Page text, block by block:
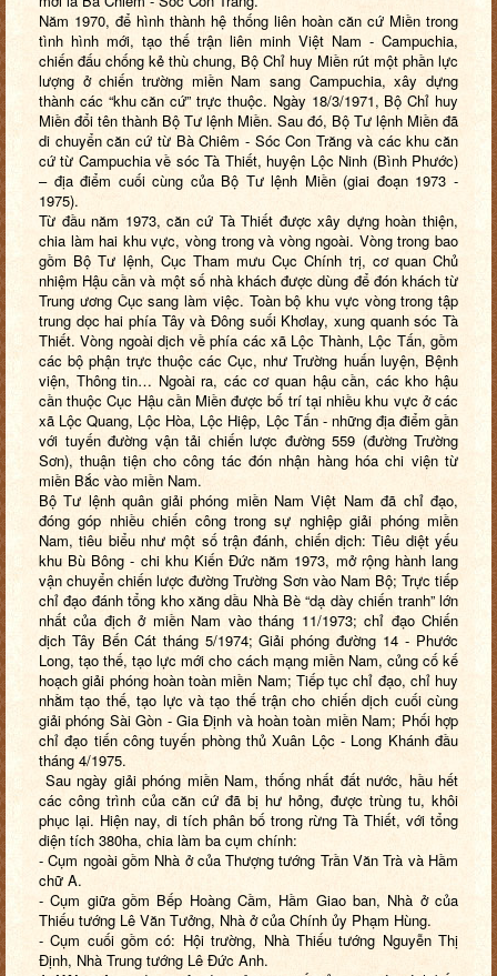
Năm 1970, để hình thành hệ thống liên hoàn căn cứ Miền trong
tình hình mới, tạo thế trận liên minh Việt Nam - Campuchia,
chiến đấu chống kẻ thù chung, Bộ Chỉ huy Miền rút một phần lực
lượng ở chiến trường miền Nam sang Campuchia, xây dựng
thành các “khu căn cứ” trực thuộc. Ngày 18/3/1971, Bộ Chỉ huy
Miền đổi tên thành Bộ Tư lệnh Miền. Sau đó, Bộ Tư lệnh Miền đã
di chuyển căn cứ từ Bà Chiêm - Sóc Con Trăng và các khu căn
cứ từ Campuchia về sóc Tà Thiết, huyện Lộc Ninh (Bình Phước)
– địa điểm cuối cùng của Bộ Tư lệnh Miền (giai đoạn 1973 -
1975).
Từ đầu năm 1973, căn cứ Tà Thiết được xây dựng hoàn thiện,
chia làm hai khu vực, vòng trong và vòng ngoài. Vòng trong bao
gồm Bộ Tư lệnh, Cục Tham mưu Cục Chính trị, cơ quan Chủ
nhiệm Hậu cần và một số nhà khách được dùng để đón khách từ
Trung ương Cục sang làm việc. Toàn bộ khu vực vòng trong tập
trung dọc hai phía Tây và Đông suối Khơlay, xung quanh sóc Tà
Thiết. Vòng ngoài dịch về phía các xã Lộc Thành, Lộc Tấn, gồm
các bộ phận trực thuộc các Cục, như Trường huấn luyện, Bệnh
viện, Thông tin… Ngoài ra, các cơ quan hậu cần, các kho hậu
cần thuộc Cục Hậu cần Miền được bố trí tại nhiều khu vực ở các
xã Lộc Quang, Lộc Hòa, Lộc Hiệp, Lộc Tấn - những địa điểm gần
với tuyến đường vận tải chiến lược đường 559 (đường Trường
Sơn), thuận tiện cho công tác đón nhận hàng hóa chi viện từ
miền Bắc vào miền Nam.
Bộ Tư lệnh quân giải phóng miền Nam Việt Nam đã chỉ đạo,
đóng góp nhiều chiến công trong sự nghiệp giải phóng miền
Nam, tiêu biểu như một số trận đánh, chiến dịch: Tiêu diệt yếu
khu Bù Bông - chi khu Kiến Đức năm 1973, mở rộng hành lang
vận chuyển chiến lược đường Trường Sơn vào Nam Bộ; Trực tiếp
chỉ đạo đánh tổng kho xăng dầu Nhà Bè “dạ dày chiến tranh” lớn
nhất của địch ở miền Nam vào tháng 11/1973; chỉ đạo Chiến
dịch Tây Bến Cát tháng 5/1974; Giải phóng đường 14 - Phước
Long, tạo thế, tạo lực mới cho cách mạng miền Nam, củng cố kế
hoạch giải phóng hoàn toàn miền Nam; Tiếp tục chỉ đạo, chỉ huy
nhằm tạo thế, tạo lực và tạo thế trận cho chiến dịch cuối cùng
giải phóng Sài Gòn - Gia Định và hoàn toàn miền Nam; Phối hợp
chỉ đạo tiến công tuyến phòng thủ Xuân Lộc - Long Khánh đầu
tháng 4/1975.
Sau ngày giải phóng miền Nam, thống nhất đất nước, hầu hết
các công trình của căn cứ đã bị hư hỏng, được trùng tu, khôi
phục lại. Hiện nay, di tích phân bố trong rừng Tà Thiết, với tổng
diện tích 380ha, chia làm ba cụm chính:
- Cụm ngoài gồm Nhà ở của Thượng tướng Trần Văn Trà và Hầm
chữ A.
- Cụm giữa gồm Bếp Hoàng Cầm, Hầm Giao ban, Nhà ở của
Thiếu tướng Lê Văn Tưởng, Nhà ở của Chính ủy Phạm Hùng.
- Cụm cuối gồm có: Hội trường, Nhà Thiếu tướng Nguyễn Thị
Định, Nhà Trung tướng Lê Đức Anh.